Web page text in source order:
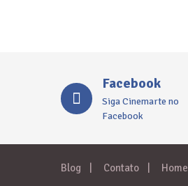
Facebook
Siga Cinemarte no
Facebook
Blog Contato Home